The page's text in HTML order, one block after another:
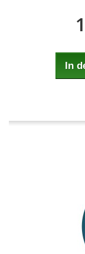
In